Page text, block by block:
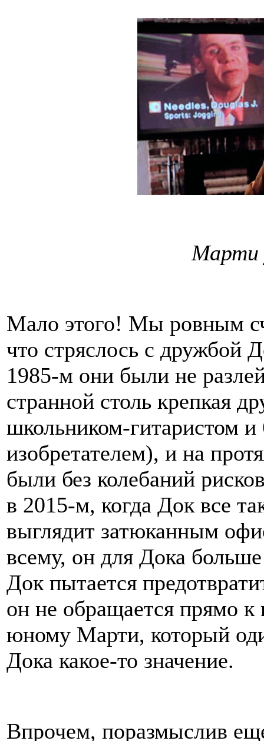
Мало этого! Мы ровным
что стряслось с
1985-м они были не
странной столь крепкая
школьником-гитаристом
изобретателем), и на
были без колебаний
в 2015-м, когда Док все
выглядит затюканным
всему, он для Дока
Док пытается
он не обращается прямо
юному Марти, который
Дока какое-то значение.
Впрочем, поразмыслив